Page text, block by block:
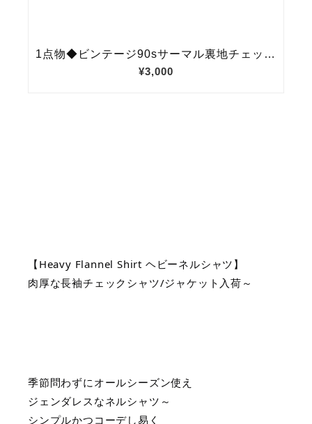
【Heavy Flannel Shirt ヘビーネルシャツ】
肉厚な長袖チェックシャツ/ジャケット入荷～
季節問わずにオールシーズン使え
ジェンダレスなネルシャツ～
シンプルかつコーデし易く